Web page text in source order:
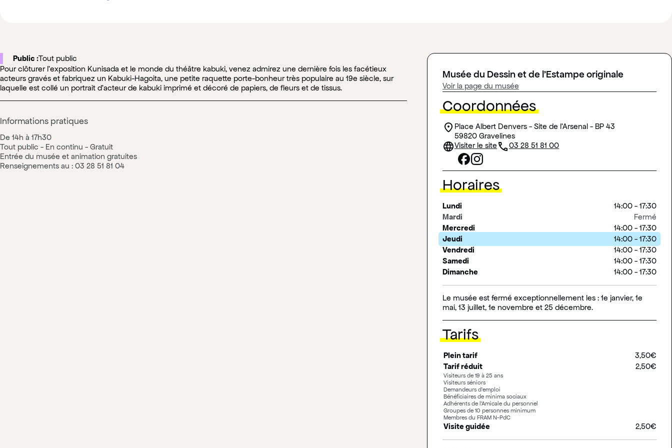
Public :Tout public
Pour clôturer l’exposition Kunisada et le monde du théâtre kabuki, venez admirez une dernière fois les facétieux
acteurs gravés et fabriquez un Kabuki-Hagoita, une petite raquette porte-bonheur très populaire au 19e siècle, sur
laquelle est collé un portrait d’acteur de kabuki imprimé et décoré de papiers, de fleurs et de tissus.
Informations pratiques
De 14h à 17h30
Tout public - En continu - Gratuit
Entrée du musée et animation gratuites
Renseignements au : 03 28 51 81 04
Musée du Dessin et de l'Estampe originale
Voir la page du musée
Coordonnées
location_on Adresse
Place Albert Denvers - Site de l'Arsenal - BP 43
59820 Gravelines
languageSite web
Visiter le site (nouvelle fenêtre)
phoneTéléphone
03 28 51 81 00
Réseaux sociaux
Horaires
Lundi
14:00 - 17:30
Mardi
Fermé
Mercredi
14:00 - 17:30
Jeudi
14:00 - 17:30
Vendredi
14:00 - 17:30
Samedi
14:00 - 17:30
Dimanche
14:00 - 17:30
Le musée est fermé exceptionnellement les : 1e janvier, 1e
mai, 13 juillet, 1e novembre et 25 décembre.
Tarifs
Plein tarif
3,50€
Tarif réduit
2,50€
Visiteurs de 19 à 25 ans
Visiteurs séniors
Demandeurs d'emploi
Bénéficiaires de minima sociaux
Adhérents de l'Amicale du personnel
Groupes de 10 personnes minimum
Membres du FRAM N-PdC
Visite guidée 2,50€